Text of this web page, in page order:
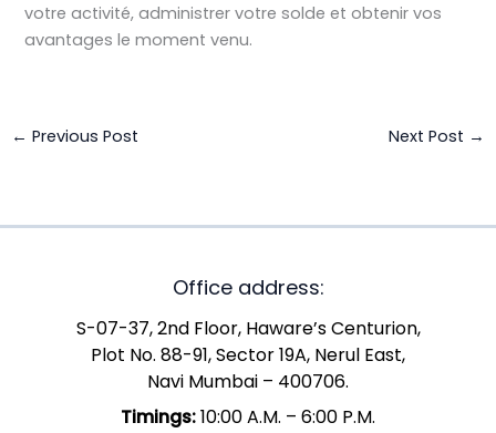
votre activité, administrer votre solde et obtenir vos
avantages le moment venu.
← Previous Post Next Post →
Office address:
S-07-37, 2nd Floor, Haware’s Centurion,
Plot No. 88-91, Sector 19A, Nerul East,
Navi Mumbai – 400706.
Timings:10:00 A.M. – 6:00 P.M.